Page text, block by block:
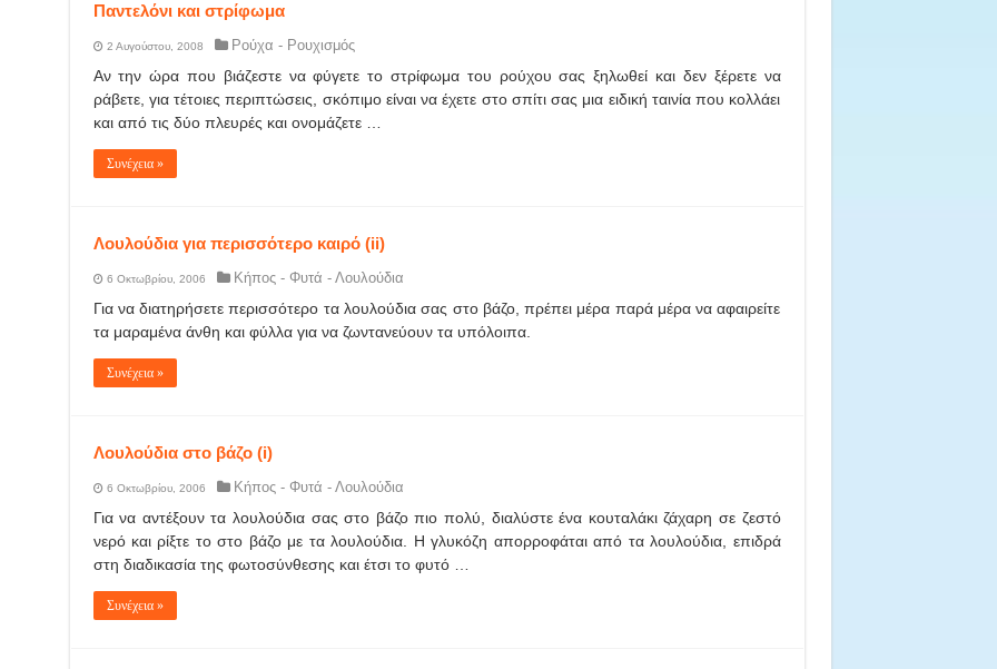
Παντελόνι και στρίφωμα
2 Αυγούστου, 2008 Ρούχα - Ρουχισμός
Αν την ώρα που βιάζεστε να φύγετε το στρίφωμα του ρούχου σας ξηλωθεί και δεν ξέρετε να
ράβετε, για τέτοιες περιπτώσεις, σκόπιμο είναι να έχετε στο σπίτι σας μια ειδική ταινία που κολλάει
και από τις δύο πλευρές και ονομάζετε …
Συνέχεια »
Λουλούδια για περισσότερο καιρό (ii)
6 Οκτωβρίου, 2006 Κήπος - Φυτά - Λουλούδια
Για να διατηρήσετε περισσότερο τα λουλούδια σας στο βάζο, πρέπει μέρα παρά μέρα να αφαιρείτε
τα μαραμένα άνθη και φύλλα για να ζωντανεύουν τα υπόλοιπα.
Συνέχεια »
Λουλούδια στο βάζο (i)
6 Οκτωβρίου, 2006 Κήπος - Φυτά - Λουλούδια
Για να αντέξουν τα λουλούδια σας στο βάζο πιο πολύ, διαλύστε ένα κουταλάκι ζάχαρη σε ζεστό
νερό και ρίξτε το στο βάζο με τα λουλούδια. Η γλυκόζη απορροφάται από τα λουλούδια, επιδρά
στη διαδικασία της φωτοσύνθεσης και έτσι το φυτό …
Συνέχεια »